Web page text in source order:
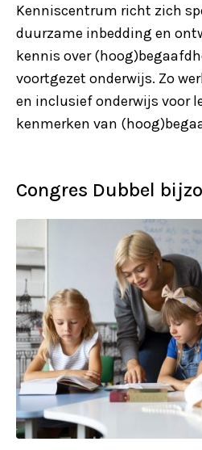
Kenniscentrum richt zich
duurzame inbedding en
kennis over
voortgezet onderwijs. Zo
en inclusief onderwijs voor
kenmerken van
Congres Dubbel